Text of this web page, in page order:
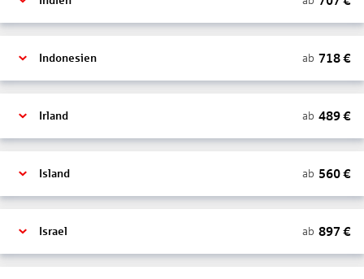
Indonesien ab 718€
Irland ab 489€
Island ab 560€
Israel ab 897 €